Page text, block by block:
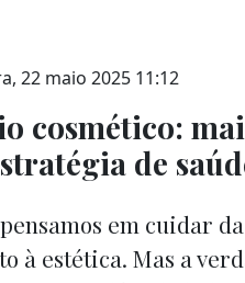
22 maio 2025 11:12
cosmético:
de
em cuidar
à estética. Mas a